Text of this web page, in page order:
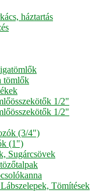
háztartás
tömlők
1/2"
1/2"
(3/4")
(1")
Sugárcsövek
Tömítések